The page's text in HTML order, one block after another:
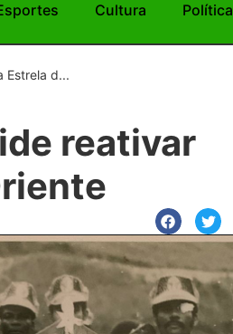
Cultura Política
Estrela d...
reativar